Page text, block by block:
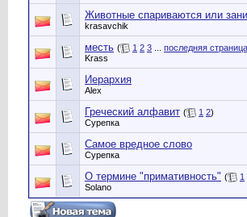
Животные спариваются или
krasavchik
месть ( 1 2 3 последняя страница
Krass
Иерархия
Alex
Греческий алфавит ( 1 2)
Сурепка
Самое вредное слово
Сурепка
О термине "примативность" ( 1
Solano